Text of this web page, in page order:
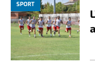
SPORT